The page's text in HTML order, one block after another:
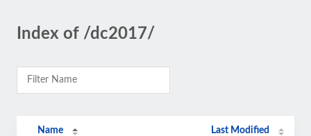
Index of /dc2017/
Name Last Modified